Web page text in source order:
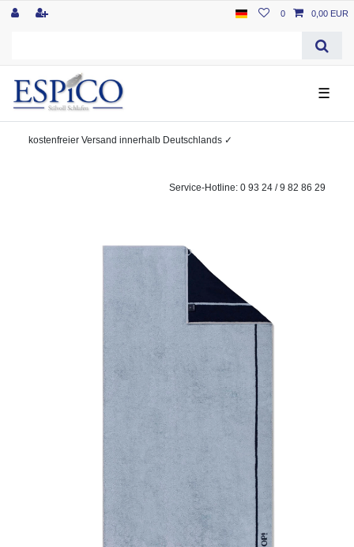
0 0,00 EUR
☰
kostenfreier Versand innerhalb Deutschlands ✓
Service-Hotline: 0 93 24 / 9 82 86 29